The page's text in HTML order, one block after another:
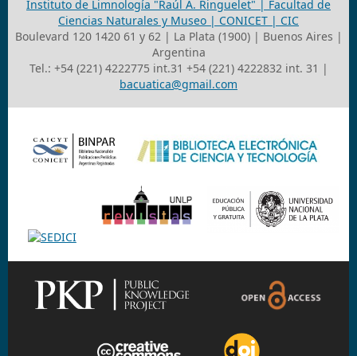
Instituto de Limnología "Raúl A. Ringuelet" | Facultad de
Ciencias Naturales y Museo | CONICET | CIC
Boulevard 120 1420 61 y 62 | La Plata (1900) | Buenos Aires |
Argentina
Tel.: +54 (221) 4222775 int.31 +54 (221) 4222832 int. 31 |
bacuatica@gmail.com